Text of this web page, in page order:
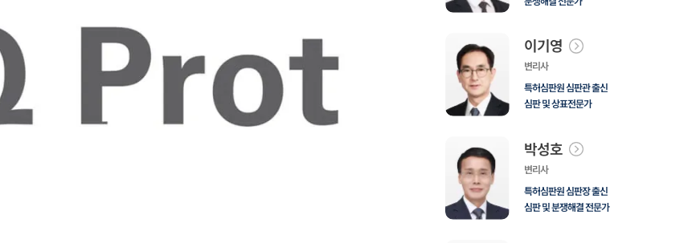
이기영
변리사
특허심판원 심판관 출신
심판 및 상표전문가
박성호
변리사
특허심판원 심판장 출신
심판 및 분쟁해결 전문가